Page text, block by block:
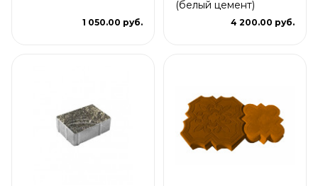
1 050.00 руб.
(белый цемент)
4 200.00 руб.